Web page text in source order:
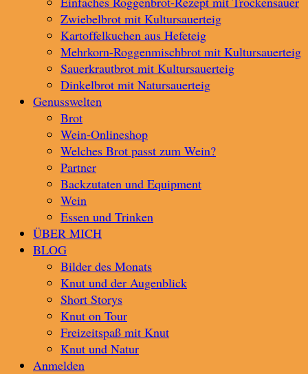
Zwiebelbrot mit Kultursauerteig
Kartoffelkuchen aus Hefeteig
Mehrkorn-Roggenmischbrot mit Kultursauerteig
Sauerkrautbrot mit Kultursauerteig
Dinkelbrot mit Natursauerteig
Genusswelten
Brot
Wein-Onlineshop
Welches Brot passt zum Wein?
Partner
Backzutaten und Equipment
Wein
Essen und Trinken
ÜBER MICH
BLOG
Bilder des Monats
Knut und der Augenblick
Short Storys
Knut on Tour
Freizeitspaß mit Knut
Knut und Natur
Anmelden